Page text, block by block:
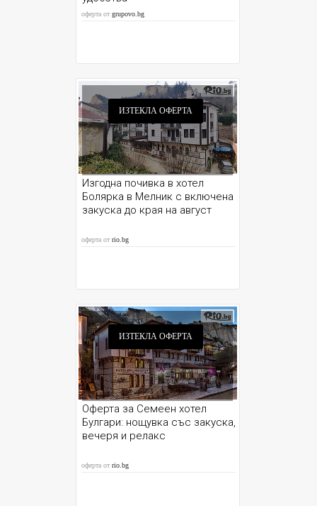
оферта отgrupovo.bg
ИЗТЕКЛА ОФЕРТА
Изгодна почивка в хотел
Болярка в Мелник с включена
закуска до края на август
оферта отrio.bg
ИЗТЕКЛА ОФЕРТА
Оферта за Семеен хотел
Булгари: нощувка със закуска,
вечеря и релакс
оферта отrio.bg